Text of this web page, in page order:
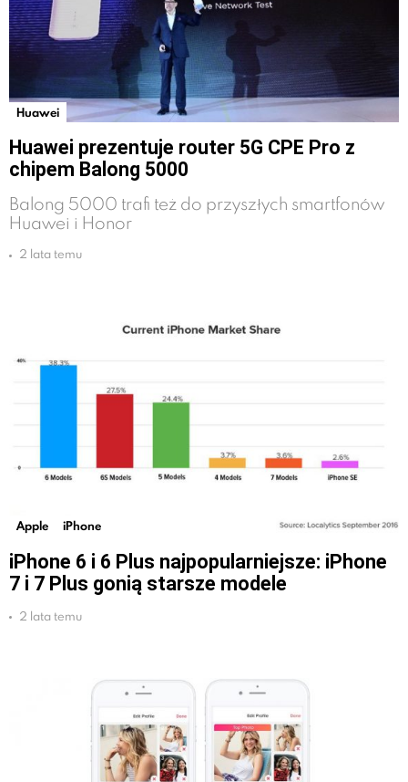
Huawei
Huawei prezentuje router 5G CPE Pro z
chipem Balong 5000
Balong 5000 trafi też do przyszłych smartfonów
Huawei i Honor
2 lata temu
Apple iPhone
iPhone 6 i 6 Plus najpopularniejsze: iPhone
7 i 7 Plus gonią starsze modele
2 lata temu